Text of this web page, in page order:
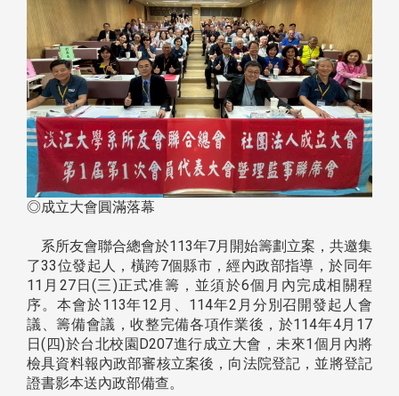
◎成立大會圓滿落幕
系所友會聯合總會於113年7月開始籌劃立案，共邀集
了33位發起人，橫跨7個縣市，經內政部指導，於同年
11月27日(三)正式准籌，並須於6個月內完成相關程
序。本會於113年12月、114年2月分別召開發起人會
議、籌備會議，收整完備各項作業後，於114年4月17
日(四)於台北校園D207進行成立大會，未來1個月內將
檢具資料報內政部審核立案後，向法院登記，並將登記
證書影本送內政部備查。